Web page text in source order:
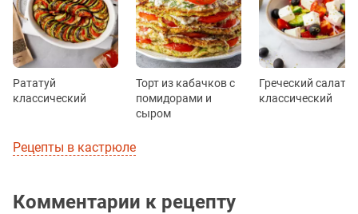
Рататуй
классический
Торт из кабачков с
помидорами и
сыром
Греческий салат
классический
Рецепты в кастрюле
Комментарии к рецепту